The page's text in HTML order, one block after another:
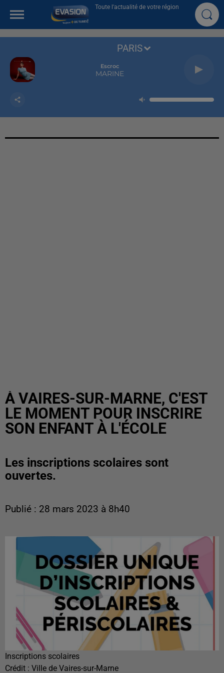
Toute l'actualité de votre région
Escroc
MARINE
PARIS
À VAIRES-SUR-MARNE, C'EST
LE MOMENT POUR INSCRIRE
SON ENFANT À L'ÉCOLE
Les inscriptions scolaires sont
ouvertes.
Publié : 28 mars 2023 à 8h40
Inscriptions scolaires
Crédit : Ville de Vaires-sur-Marne